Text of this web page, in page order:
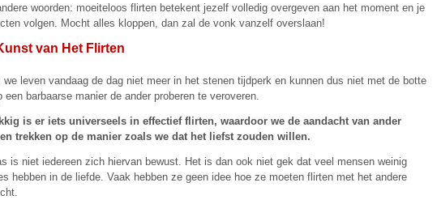
woorden: moeiteloos flirten betekent jezelf volledig overgeven aan het moment en je
volgen. Mocht alles kloppen, dan zal de vonk vanzelf overslaan!
van Het Flirten
we leven vandaag de dag niet meer in het stenen tijdperk en kunnen dus niet met de botte
een barbaarse manier de ander proberen te veroveren.
is er iets universeels in effectief flirten, waardoor we de aandacht van ander
trekken op de manier zoals we dat het liefst zouden willen.
is niet iedereen zich hiervan bewust. Het is dan ook niet gek dat veel mensen weinig
hebben in de liefde. Vaak hebben ze geen idee hoe ze moeten flirten met het andere